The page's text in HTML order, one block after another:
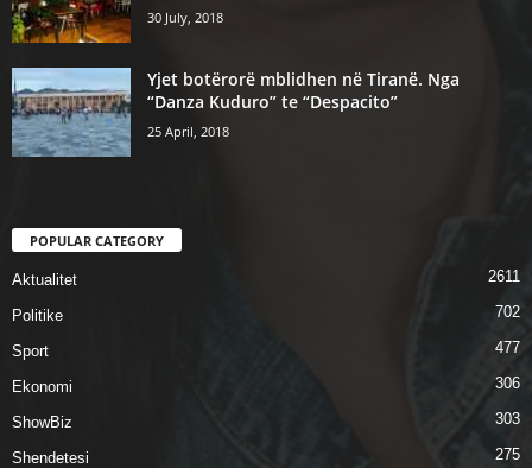
30 July, 2018
Yjet botërorë mblidhen në Tiranë. Nga
“Danza Kuduro” te “Despacito”
25 April, 2018
POPULAR CATEGORY
Aktualitet 2611
Politike 702
Sport 477
Ekonomi 306
ShowBiz 303
Shendetesi 275